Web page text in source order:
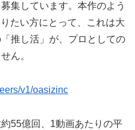
集しています。本作のよう
たい方にとって、これは大
推し活」が、プロとしての
ん。
v1/oasizinc
55億回、1動画あたりの平